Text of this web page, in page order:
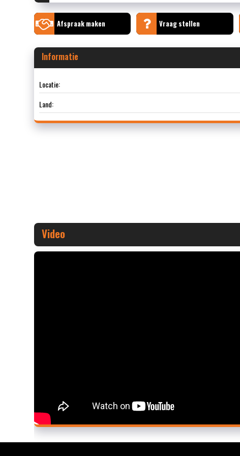
Afspraak maken Vraag stellen
Informatie
Locatie:
Land:
Video